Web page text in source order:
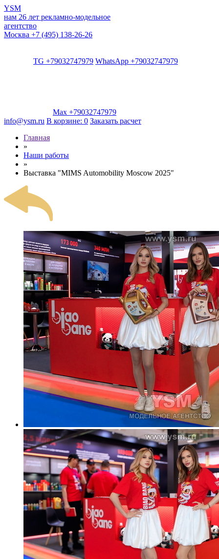
YSM
нам 26 лет рекламно-модельное
агентство
Москва +7 (495) 138-26-26
TG +79032747979 WhatsApp +79032747979
Max +79032747979
info@ysm.ru В корзине: 0 Заказать расчет
Главная
»
Наши работы
»
Выставка "MIMS Automobility Moscow 2025"